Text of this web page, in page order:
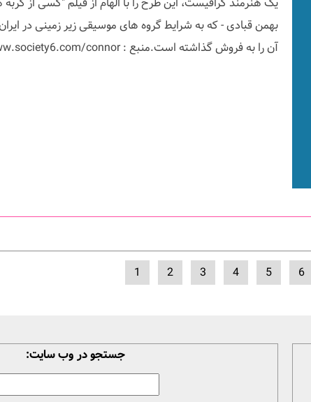
بهمن قبادی - که به شرایط گروه های موسیقی زیر زمینی در
آن را به فروش گذاشته است.منبع : http://www.society6.com/connor ...
1 2 3 4 5 6
جستجو در وب سایت: